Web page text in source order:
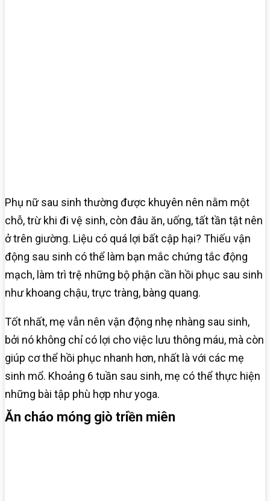
Phụ nữ sau sinh thường được khuyên nên nằm một
chỗ, trừ khi đi vệ sinh, còn đâu ăn, uống, tất tần tật nên
ở trên giường. Liệu có quá lợi bất cập hại? Thiếu vận
động sau sinh có thể làm bạn mắc chứng tắc động
mạch, làm trì trệ những bộ phận cần hồi phục sau sinh
như khoang chậu, trực tràng, bàng quang.
Tốt nhất, mẹ vẫn nên vận động nhẹ nhàng sau sinh,
bởi nó không chỉ có lợi cho việc lưu thông máu, mà còn
giúp cơ thể hồi phục nhanh hơn, nhất là với các mẹ
sinh mổ. Khoảng 6 tuần sau sinh, mẹ có thể thực hiện
những bài tập phù hợp như yoga.
Ăn cháo móng giò triền miên